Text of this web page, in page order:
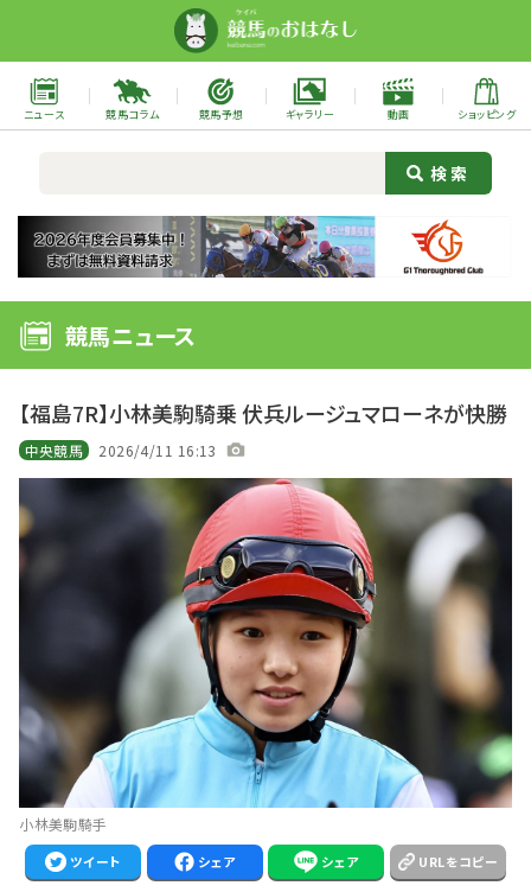
ニュース 競馬コラム 競馬予想 ギャラリー 動画 ショッピング
競馬ニュース
【福島7R】小林美駒騎乗 伏兵ルージュマローネが快勝
中央競馬 2026/4/11 16:13
小林美駒騎手
ツイート シェア シェア URLをコピー